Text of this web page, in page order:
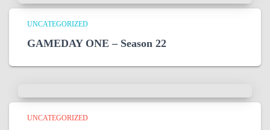
UNCATEGORIZED
GAMEDAY ONE – Season 22
UNCATEGORIZED